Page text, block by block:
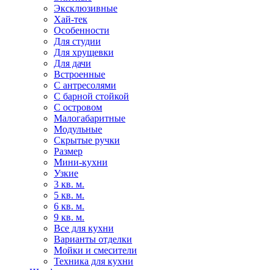
Эксклюзивные
Хай-тек
Особенности
Для студии
Для хрущевки
Для дачи
Встроенные
С антресолями
С барной стойкой
С островом
Малогабаритные
Модульные
Скрытые ручки
Размер
Мини-кухни
Узкие
3 кв. м.
5 кв. м.
6 кв. м.
9 кв. м.
Все для кухни
Варианты отделки
Мойки и смесители
Техника для кухни